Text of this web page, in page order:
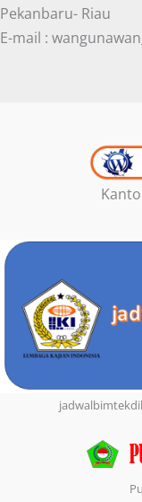
Pekanbaru- Riau
E-mail :